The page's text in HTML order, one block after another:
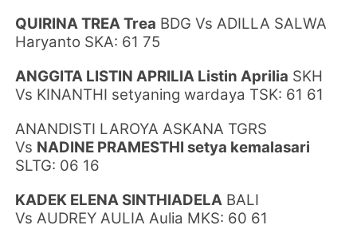
QUIRINA TREA Trea BDG Vs ADILLA SALWA
Haryanto SKA: 61 75
ANGGITA LISTIN APRILIA Listin Aprilia SKH
Vs KINANTHI setyaning wardaya TSK: 61 61
ANANDISTI LAROYA ASKANA TGRS
Vs NADINE PRAMESTHIsetya kemalasari
SLTG: 06 16
KADEK ELENA SINTHIADELA BALI
Vs AUDREY AULIA Aulia MKS: 60 61